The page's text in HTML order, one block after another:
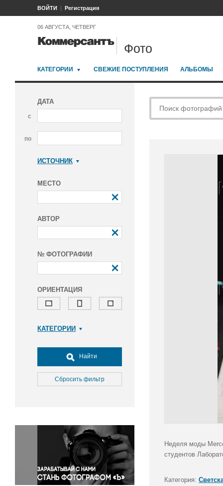
ВОЙТИ Регистрация
06 АВГУСТА, ЧЕТВЕРГ
Фото
КАТЕГОРИИ СВЕЖИЕ ПОСТУПЛЕНИЯ АЛЬБОМЫ
ДАТА
с
по
ИСТОЧНИК
МЕСТО
АВТОР
№ ФОТОГРАФИИ
ОРИЕНТАЦИЯ
КАТЕГОРИИ
Досуг, туризм и отдых
Культура
Медицина
Окружающая среда
Политика
Правосудие
Происшествия и конфликты
Религия
Найти
Сбросить фильтр
Неделя моды
студентов
Категория: